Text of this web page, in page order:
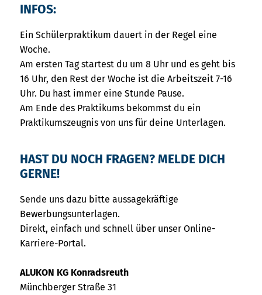
INFOS:
Ein Schülerpraktikum dauert in der Regel eine
Woche.
Am ersten Tag startest du um 8 Uhr und es geht bis
16 Uhr, den Rest der Woche ist die Arbeitszeit 7-16
Uhr. Du hast immer eine Stunde Pause.
Am Ende des Praktikums bekommst du ein
Praktikumszeugnis von uns für deine Unterlagen.
HAST DU NOCH FRAGEN? MELDE DICH
GERNE!
Sende uns dazu bitte aussagekräftige
Bewerbungsunterlagen.
Direkt, einfach und schnell über unser Online-
Karriere-Portal.
ALUKON KG Konradsreuth
Münchberger Straße 31